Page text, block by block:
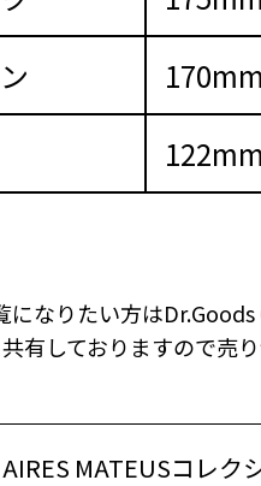
170mm
122mm
になりたい方はDr.Goods
有しておりますので売
AIRES MATEUSコレク